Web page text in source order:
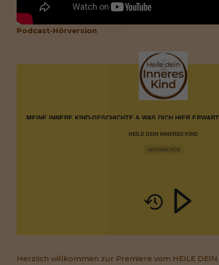
Podcast-Hörversion
HEILE DEIN INNERES KIND
ABONNIEREN
MEINE INNERE KIND-GESCHICHTE & WAS DICH HIER
Herzlich willkommen zur Premiere vom HEILE DEIN